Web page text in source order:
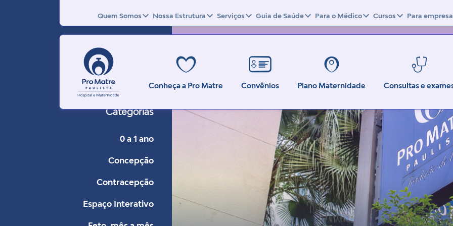
Quem Somos Nossa Estrutura Serviços Guia de Saúde Para o Médico Cursos Para
Conheça a Pro Matre Convênios Plano Maternidade Consultas e
Categorias
0 a 1 ano
Concepção
Contracepção
Espaço Interativo